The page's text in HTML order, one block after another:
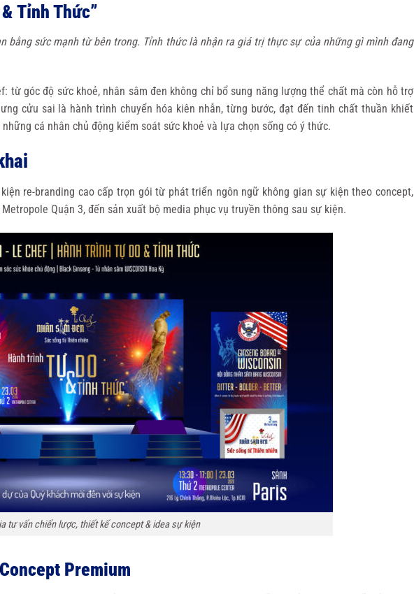
Tỉnh Thức”
bằng sức mạnh từ bên trong. Tỉnh thức là nhận ra giá trị thực sự của những gì mình đang
từ góc độ sức khoẻ, nhân sâm đen không chỉ bổ sung năng lượng thể chất mà còn hỗ trợ
cửu sai là hành trình chuyển hóa kiên nhẫn, từng bước, đạt đến tinh chất thuần khiết
cá nhân chủ động kiểm soát sức khoẻ và lựa chọn sống có ý thức.
re-branding cao cấp trọn gói từ phát triển ngôn ngữ không gian sự kiện theo concept,
Quận 3, đến sản xuất bộ media phục vụ truyền thông sau sự kiện.
tư vấn chiến lược, thiết kế concept & idea sự kiện
Premium